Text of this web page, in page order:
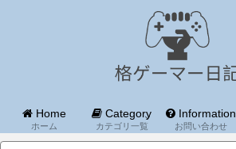
Home
ホーム
Category
カテゴリ一覧
Information
お問い合わせ